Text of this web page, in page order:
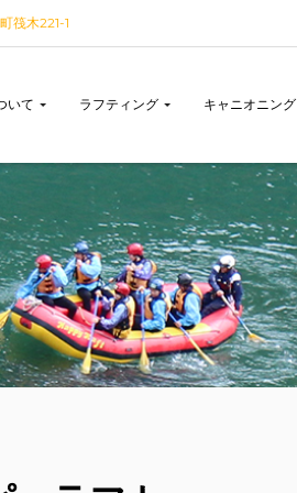
筏木221-1
いて ラフティング キャニオニング